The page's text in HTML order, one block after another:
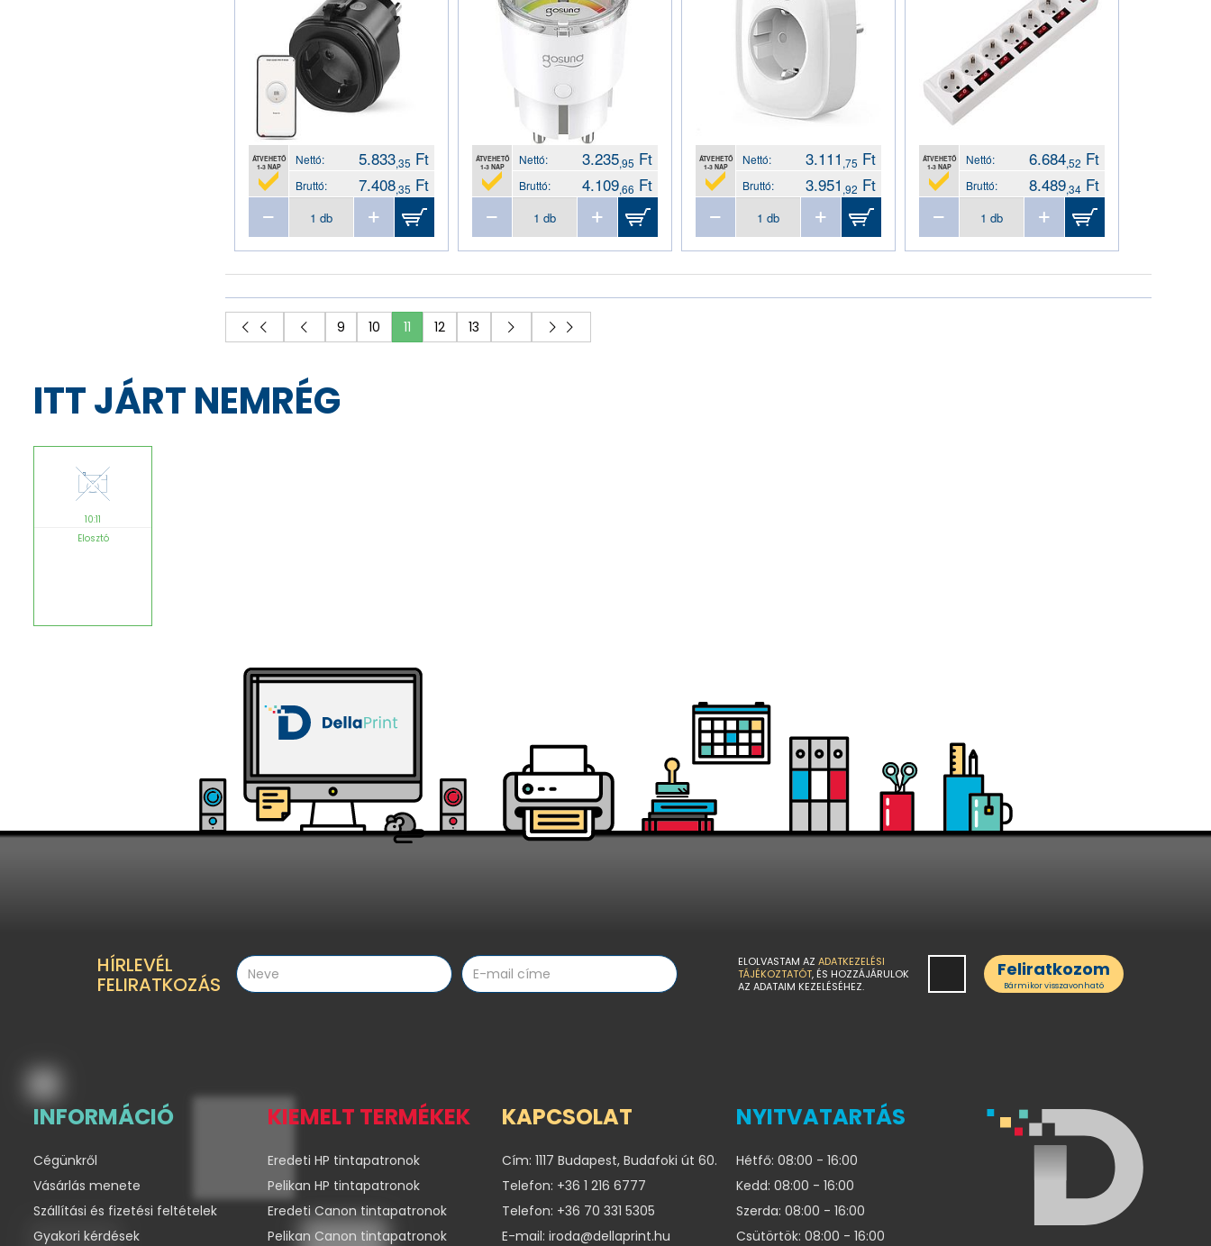
ÁTVEHETŐ
1-3 NAP
Nettó: 5.833,35 Ft
Bruttó: 7.408,35 Ft
ÁTVEHETŐ
1-3 NAP
Nettó: 3.235,95 Ft
Bruttó: 4.109,66 Ft
ÁTVEHETŐ
1-3 NAP
Nettó: 3.111 ,75 Ft
Bruttó: 3.951 ,92 Ft
ÁTVEHETŐ
1-3 NAP
Nettó: 6.684,52 Ft
Bruttó: 8.489,34 Ft
9 10 11 12 13
ITT JÁRT NEMRÉG
10:11
Elosztó
HÍRLEVÉL
FELIRATKOZÁS
ELOLVASTAM AZ ADATKEZELÉSI
TÁJÉKOZTATÓT, ÉS HOZZÁJÁRULOK
AZ ADATAIM KEZELÉSÉHEZ.
Feliratkozom
Bármikor visszavonható
INFORMÁCIÓ
Cégünkről
Vásárlás menete
Szállítási és fizetési feltételek
Gyakori kérdések
KIEMELT TERMÉKEK
Eredeti HP tintapatronok
Pelikan HP tintapatronok
Eredeti Canon tintapatronok
Pelikan Canon tintapatronok
KAPCSOLAT
Cím: 1117 Budapest, Budafoki út 60.
Telefon: +36 1 216 6777
Telefon: +36 70 331 5305
E-mail: iroda@dellaprint.hu
NYITVATARTÁS
Hétfő: 08:00 - 16:00
Kedd: 08:00 - 16:00
Szerda: 08:00 - 16:00
Csütörtök: 08:00 - 16:00